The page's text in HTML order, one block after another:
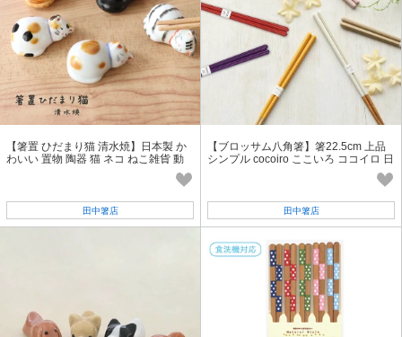
【箸置 ひだまり猫 清水焼】日本製 か
わいい 置物 陶器 猫 ネコ ねこ雑貨 動
田中箸店
【ブロッサム八角箸】箸22.5cm 上品
シンプル cocoiro ここいろ ココイロ 日
田中箸店